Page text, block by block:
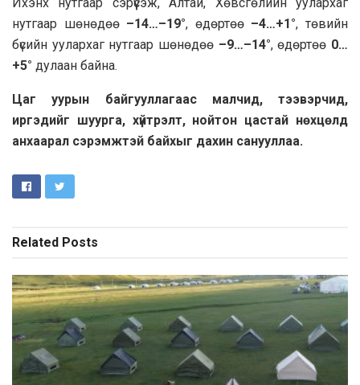
Ихэнх нутгаар сэрүүсэж, Алтай, Хөвсгөлийн уулархаг
нутгаар шөнөдөө –14…–19°, өдөртөө –4…+1°, төвийн
бүсийн уулархаг нутгаар шөнөдөө –9…–14°, өдөртөө 0…
+5° дулаан байна.
Цаг уурын байгууллагаас малчид, тээвэрчид,
иргэдийг шуурга, хүйтрэлт, нойтон цастай нөхцөлд
анхаарал сэрэмжтэй байхыг дахин санууллаа.
Related Posts